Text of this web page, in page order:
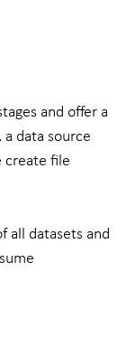
and offer a
data source
create file
all datasets and